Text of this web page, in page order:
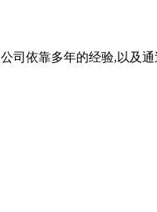
司依靠多年的经验,以及